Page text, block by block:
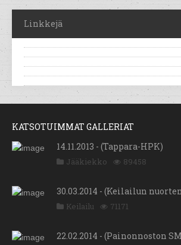
Linkkejä
KATSOTUIMMAT GALLERIAT
14.11.2013 - (Tappara-HPK)
Jääkiekko 89458
30.03.2014 - (Keilailun
Keilailu 71171
22.02.2014 - (Painonnoston